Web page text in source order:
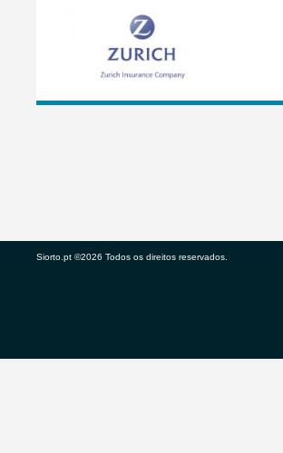
Siorto.pt ©2026 Todos os direitos reservados.